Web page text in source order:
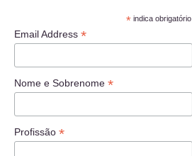
*indica obrigatório
Email Address *
Nome e Sobrenome *
Profissão *